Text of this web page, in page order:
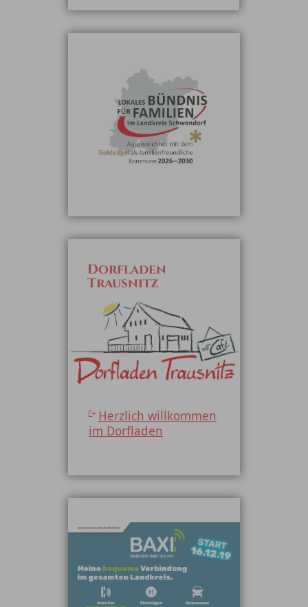
Dorfladen
Trausnitz
Herzlich willkommen
im Dorfladen